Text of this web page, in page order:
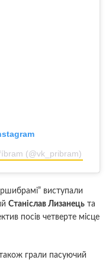
(@vk_pribram)
виступали
Станіслав Лизанець та
посів четверте місце
також грали пасуючий